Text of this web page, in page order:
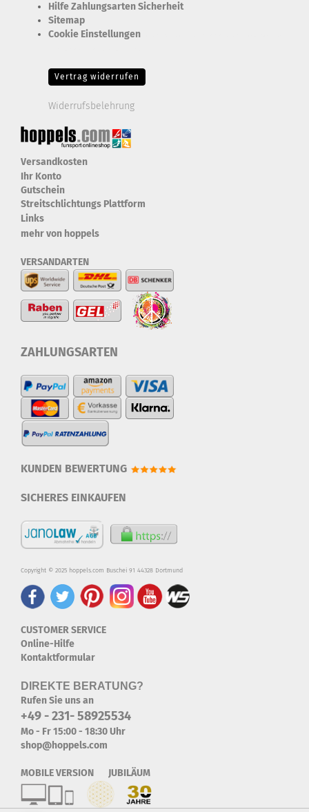
Hilfe Zahlungsarten Sicherheit
Sitemap
Cookie Einstellungen
Vertrag widerrufen
Widerrufsbelehrung
Versandkosten
Ihr Konto
Gutschein
Streitschlichtungs Plattform
Links
mehr von hoppels
VERSANDARTEN
ZAHLUNGSARTEN
KUNDEN BEWERTUNG
SICHERES EINKAUFEN
Copyright © 2025 hoppels.com Buschei 91 44328 Dortmund
CUSTOMER SERVICE
Online-Hilfe
Kontaktformular
DIREKTE BERATUNG?
Rufen Sie uns an
+49 - 231- 58925534
Mo - Fr 15:00 - 18:30 Uhr
shop@hoppels.com
MOBILE VERSION JUBILÄUM